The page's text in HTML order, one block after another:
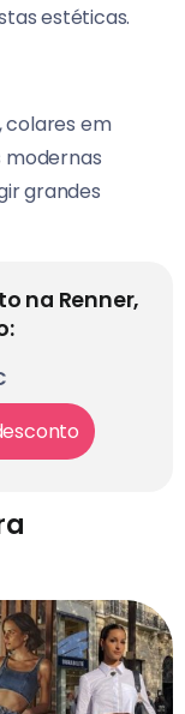
estéticas.
colares em
modernas
grandes
na Renner,